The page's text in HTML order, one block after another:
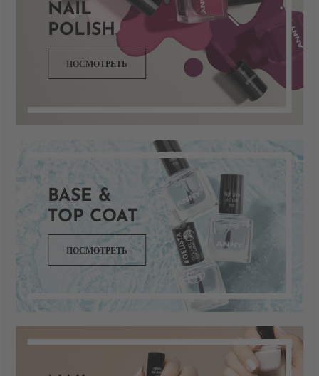
NAIL
POLISH
ПОСМОТРЕТЬ
BASE &
TOP COAT
ПОСМОТРЕТЬ